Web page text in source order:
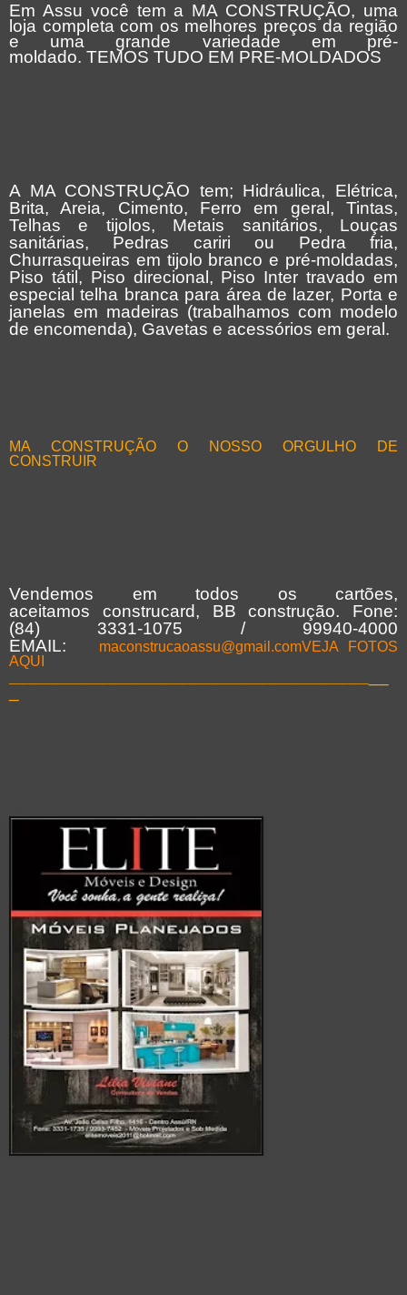
Em Assu você tem a MA CONSTRUÇÃO, uma
loja completa com os melhores preços da região
e uma grande variedade em pré-
moldado. TEMOS TUDO EM PRE-MOLDADOS
A MA CONSTRUÇÃO tem; Hidráulica, Elétrica,
Brita, Areia, Cimento, Ferro em geral, Tintas,
Telhas e tijolos, Metais sanitários, Louças
sanitárias, Pedras cariri ou Pedra fria,
Churrasqueiras em tijolo branco e pré-moldadas,
Piso tátil, Piso direcional, Piso Inter travado em
especial telha branca para área de lazer, Porta e
janelas em madeiras (trabalhamos com modelo
de encomenda), Gavetas e acessórios em geral.
MA CONSTRUÇÃO O NOSSO ORGULHO DE
CONSTRUIR
Vendemos em todos os cartões,
aceitamos construcard, BB construção. Fone:
(84) 3331-1075 / 99940-4000
EMAIL:
maconstrucaoassu@gmail.comVEJA FOTOS
AQUI